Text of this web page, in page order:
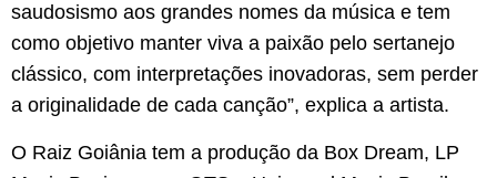
saudosismo aos grandes nomes da música e tem
como objetivo manter viva a paixão pelo sertanejo
clássico, com interpretações inovadoras, sem perder
a originalidade de cada canção”, explica a artista.
O Raiz Goiânia tem a produção da Box Dream, LP